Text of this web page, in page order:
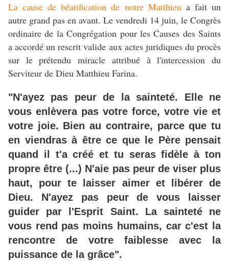
La cause de béatification de notre Matthieua fait un
autre grand pas en avant. Le vendredi 14 juin, le Congrès
ordinaire de la Congrégation pour les Causes des Saints
a accordé un rescrit valide aux actes juridiques du procès
sur le prétendu miracle attribué à l'intercession du
Serviteur de Dieu Matthieu Farina.
"N'ayez pas peur de la sainteté. Elle ne
vous enlèvera pas votre force, votre vie et
votre joie. Bien au contraire, parce que tu
en viendras à être ce que le Père pensait
quand il t'a créé et tu seras fidèle à ton
propre être (...) N'aie pas peur de viser plus
haut, pour te laisser aimer et libérer de
Dieu. N'ayez pas peur de vous laisser
guider par l'Esprit Saint. La sainteté ne
vous rend pas moins humains, car c'est la
rencontre de votre faiblesse avec la
puissance de la grâce".